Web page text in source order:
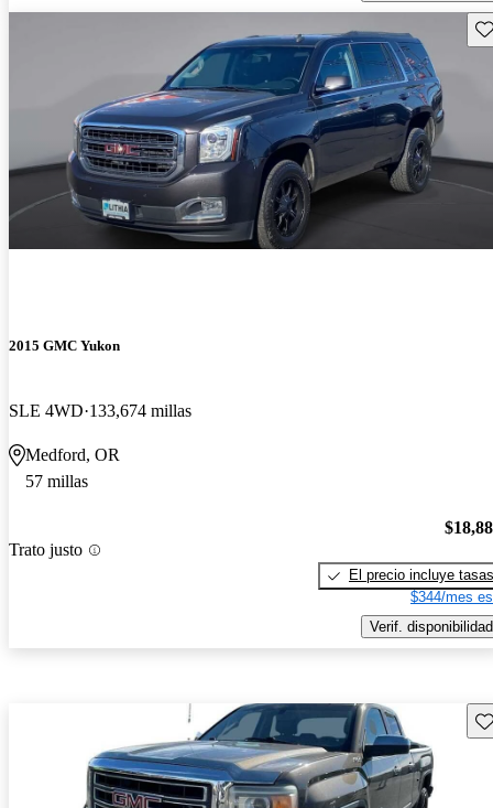
2015 GMC Yukon
SLE 4WD 133,674 millas
Medford, OR
57 millas
Trato justo
El precio incluye tasas
$344/mes
Verif. disponibilidad